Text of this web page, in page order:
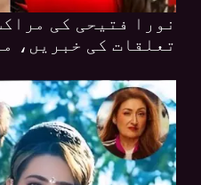
نورا فتیحی کی
تعلقات کی خبریں،